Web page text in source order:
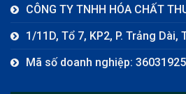
CÔNG TY TNHH HÓA CHẤT
1/11D, Tổ 7, KP2, P. Trảng Dài,
Mã số doanh nghiệp: